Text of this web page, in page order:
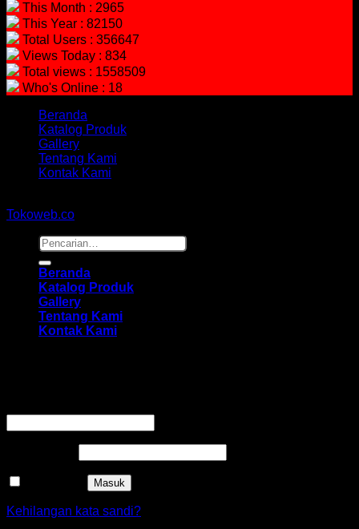
This Month : 2965
This Year : 82150
Total Users : 356647
Views Today : 834
Total views : 1558509
Who's Online : 18
Beranda
Katalog Produk
Gallery
Tentang Kami
Kontak Kami
Tokoweb.co
Pencarian
untuk:
Beranda
Katalog Produk
Gallery
Tentang Kami
Kontak Kami
Masuk
Kehilangan kata sandi?